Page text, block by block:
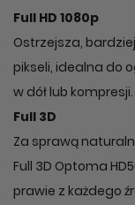
Full HD 1080p
Ostrzejsza,
pikseli, idealna do
w dół lub kompresji.
Full 3D
Za sprawą
Full 3D Optoma
prawie z każdego